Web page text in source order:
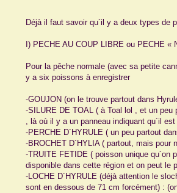
Déjà il faut savoir qu´il y a deux types de
I) PECHE AU COUP LIBRE ou PECHE «
Pour la pêche normale (avec sa petite
y a six poissons à enregistrer
-GOUJON (on le trouve partout dans
-SILURE DE TOAL ( à Toal lol , et un
, là où il y a un panneau indiquant qu´il
-PERCHE D´HYRULE ( un peu partout
-BROCHET D´HYLIA ( partout, mais
-TRUITE FETIDE ( poisson unique
disponible dans cette région et on peut le
-LOCHE D´HYRULE (déjà attention le
sont en dessous de 71 cm forcément) :